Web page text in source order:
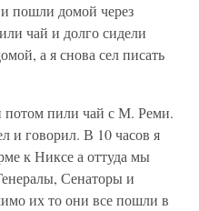
пошли домой через
чай и долго сидели
а я снова сел писать
потом пили чай с М. Реми.
и говорил. В 10 часов я
к Никсе а оттуда мы
Сенаторы и
их то они все пошли в